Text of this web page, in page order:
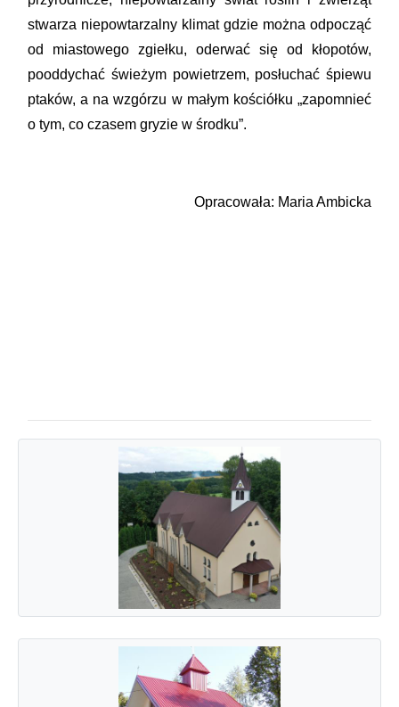
stwarza niepowtarzalny klimat gdzie można odpocząć
od miastowego zgiełku, oderwać się od kłopotów,
pooddychać świeżym powietrzem, posłuchać śpiewu
ptaków, a na wzgórzu w małym kościółku „zapomnieć
o tym, co czasem gryzie w środku”.
Opracowała: Maria Ambicka